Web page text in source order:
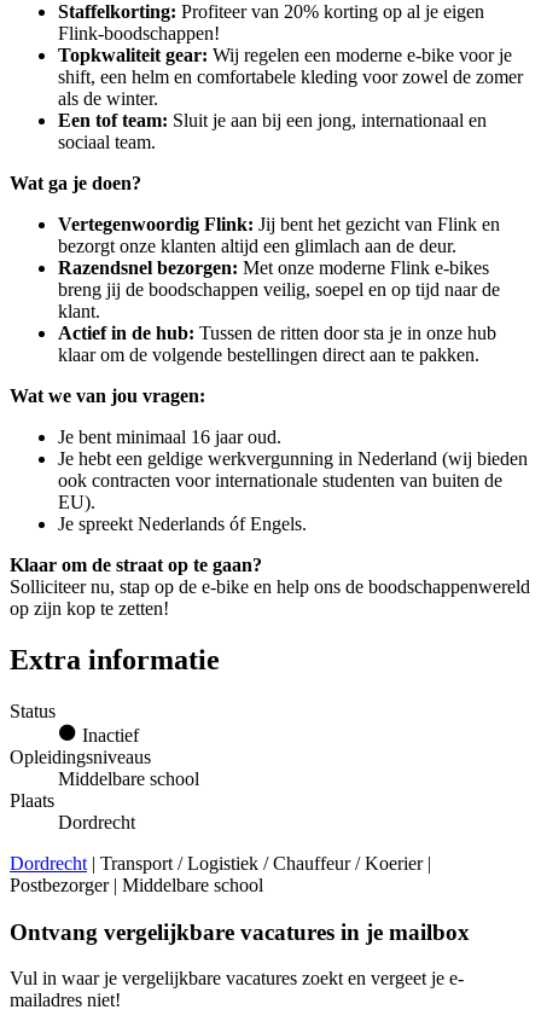
Staffelkorting: Profiteer van 20% korting op al je eigen
Flink-boodschappen!
Topkwaliteit gear: Wij regelen een moderne e-bike voor je
shift, een helm en comfortabele kleding voor zowel de zomer
als de winter.
Een tof team: Sluit je aan bij een jong, internationaal en
sociaal team.
Wat ga je doen?
Vertegenwoordig Flink: Jij bent het gezicht van Flink en
bezorgt onze klanten altijd een glimlach aan de deur.
Razendsnel bezorgen: Met onze moderne Flink e-bikes
breng jij de boodschappen veilig, soepel en op tijd naar de
klant.
Actief in de hub: Tussen de ritten door sta je in onze hub
klaar om de volgende bestellingen direct aan te pakken.
Wat we van jou vragen:
Je bent minimaal 16 jaar oud.
Je hebt een geldige werkvergunning in Nederland (wij bieden
ook contracten voor internationale studenten van buiten de
EU).
Je spreekt Nederlands óf Engels.
Klaar om de straat op te gaan?
Solliciteer nu, stap op de e-bike en help ons de boodschappenwereld
op zijn kop te zetten!
Extra informatie
Status
Inactief
Opleidingsniveaus
Middelbare school
Plaats
Dordrecht
Dordrecht | Transport / Logistiek / Chauffeur / Koerier |
Postbezorger | Middelbare school
Ontvang vergelijkbare vacatures in je mailbox
Vul in waar je vergelijkbare vacatures zoekt en vergeet je e-
mailadres niet!